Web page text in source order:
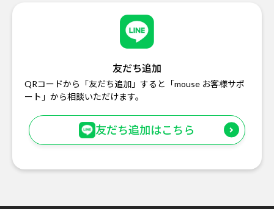
友だち追加
QRコードから「友だち追加」すると「mouse お客様サポ
ート」から相談いただけます。
友だち追加はこちら